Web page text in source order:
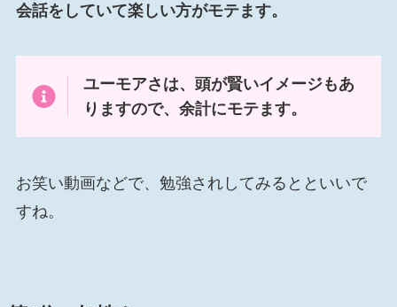
会話をしていて楽しい方がモテます。
ユーモアさは、頭が賢いイメージもあ
りますので、余計にモテます。
お笑い動画などで、勉強されしてみるとといいで
すね。